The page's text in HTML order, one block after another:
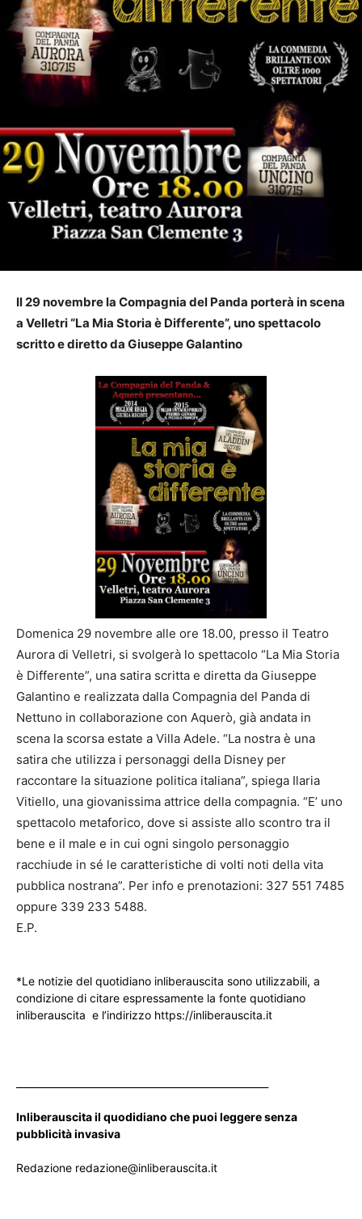
Il 29 novembre la Compagnia del Panda porterà in scena
a Velletri “La Mia Storia è Differente”, uno spettacolo
scritto e diretto da Giuseppe Galantino
Domenica 29 novembre alle ore 18.00, presso il Teatro
Aurora di Velletri, si svolgerà lo spettacolo “La Mia Storia
è Differente”, una satira scritta e diretta da Giuseppe
Galantino e realizzata dalla Compagnia del Panda di
Nettuno in collaborazione con Aquerò, già andata in
scena la scorsa estate a Villa Adele. “La nostra è una
satira che utilizza i personaggi della Disney per
raccontare la situazione politica italiana”, spiega Ilaria
Vitiello, una giovanissima attrice della compagnia. “E’ uno
spettacolo metaforico, dove si assiste allo scontro tra il
bene e il male e in cui ogni singolo personaggio
racchiude in sé le caratteristiche di volti noti della vita
pubblica nostrana”. Per info e prenotazioni: 327 551 7485
oppure 339 233 5488.
E.P.
*Le notizie del quotidiano inliberauscita sono utilizzabili, a
condizione di citare espressamente la fonte quotidiano
inliberauscita e l’indirizzo https://inliberauscita.it
Inliberauscita il quodidiano che puoi leggere senza
pubblicità invasiva
Redazione redazione@inliberauscita.it